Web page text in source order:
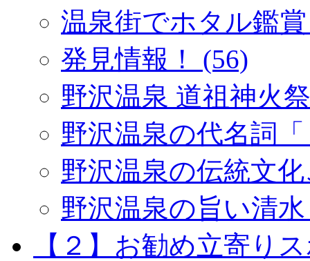
温泉街でホタル鑑
発見情報！ (56)
野沢温泉 道祖神火
野沢温泉の代名詞
野沢温泉の伝統文
野沢温泉の旨い清水
【２】お勧め立寄り